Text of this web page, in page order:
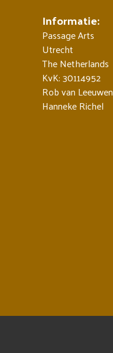
Informatie:
Passage Arts
Utrecht
The Netherlands
KvK: 30114952
Rob van Leeuwen
Hanneke Richel